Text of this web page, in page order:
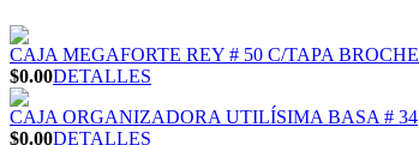
CAJA MEGAFORTE REY # 50 C/TAPA BROCHE
$0.00DETALLES
CAJA ORGANIZADORA UTILÍSIMA BASA # 34
$0.00DETALLES